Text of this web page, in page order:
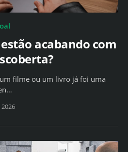
acabando com
filme ou um livro já foi uma
2026